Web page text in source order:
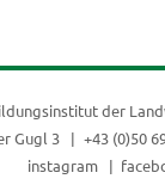
der
Gugl 3 +43 (0)50
instagram